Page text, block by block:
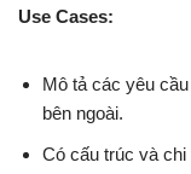
Use Cases:
Mô tả các yêu
bên ngoài.
Có cấu trúc và